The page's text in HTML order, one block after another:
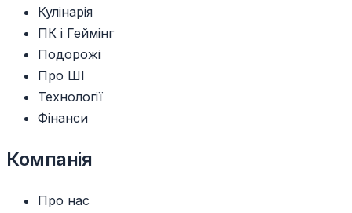
Кулінарія
ПК і Геймінг
Подорожі
Про ШІ
Технології
Фінанси
Компанія
Про нас